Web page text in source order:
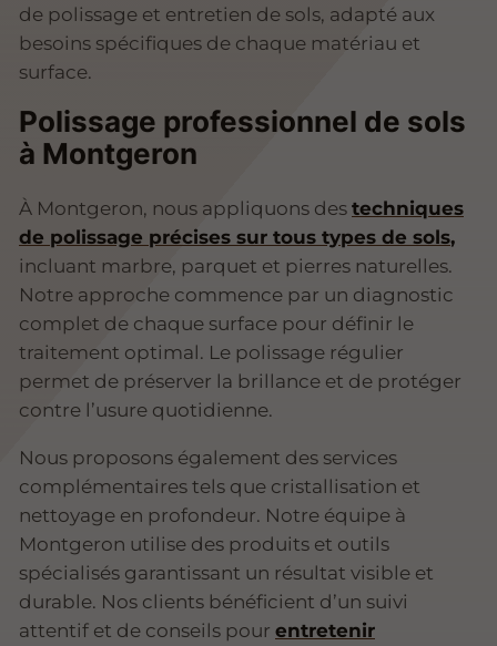
de polissage et entretien de sols, adapté aux
besoins spécifiques de chaque matériau et
surface.
Polissage professionnel de sols
à Montgeron
À Montgeron, nous appliquons des techniques
de polissage précises sur tous types de sols,
incluant marbre, parquet et pierres naturelles.
Notre approche commence par un diagnostic
complet de chaque surface pour définir le
traitement optimal. Le polissage régulier
permet de préserver la brillance et de protéger
contre l’usure quotidienne.
Nous proposons également des services
complémentaires tels que cristallisation et
nettoyage en profondeur. Notre équipe à
Montgeron utilise des produits et outils
spécialisés garantissant un résultat visible et
durable. Nos clients bénéficient d’un suivi
attentif et de conseils pour entretenir